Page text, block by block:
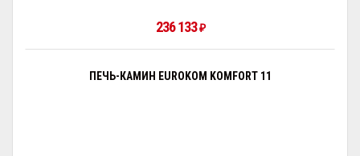
236 133 ₽
ПЕЧЬ-КАМИН EUROKOM KOMFORT 11